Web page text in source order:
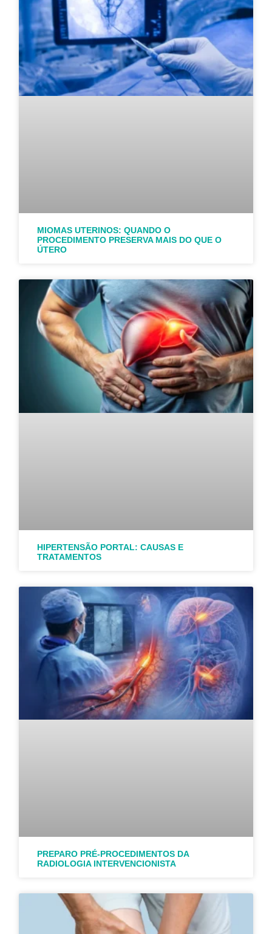
MIOMAS UTERINOS: QUANDO O
PROCEDIMENTO PRESERVA MAIS DO QUE O
ÚTERO
HIPERTENSÃO PORTAL: CAUSAS E
TRATAMENTOS
PREPARO PRÉ-PROCEDIMENTOS DA
RADIOLOGIA INTERVENCIONISTA